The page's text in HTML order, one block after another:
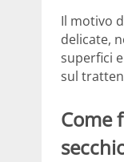
Il motivo
delicate,
superfici
sul
Come